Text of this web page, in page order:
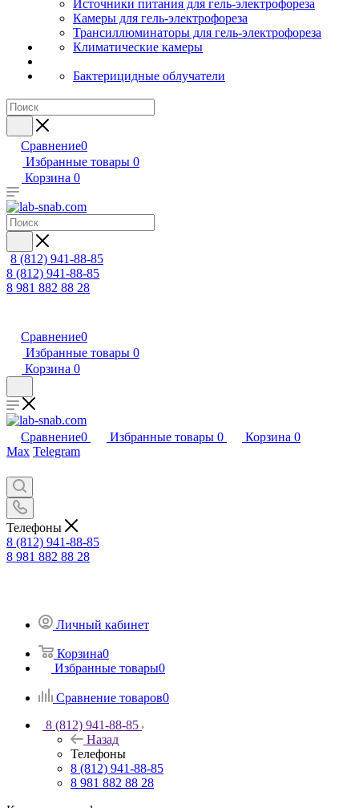
Источники питания для гель-электрофореза
Камеры для гель-электрофореза
Трансиллюминаторы для гель-электрофореза
Климатические камеры
Бактерицидные облучатели
Сравнение0
Избранные товары 0
Корзина 0
8 (812) 941-88-85
8 (812) 941-88-85
8 981 882 88 28
Сравнение0
Избранные товары 0
Корзина 0
Сравнение0 Избранные товары 0 Корзина 0
Max Telegram
Телефоны
8 (812) 941-88-85
8 981 882 88 28
Личный кабинет
Корзина0
Избранные товары0
Сравнение товаров0
8 (812) 941-88-85
Назад
Телефоны
8 (812) 941-88-85
8 981 882 88 28